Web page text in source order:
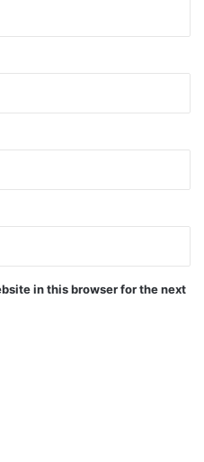
in this browser for the next